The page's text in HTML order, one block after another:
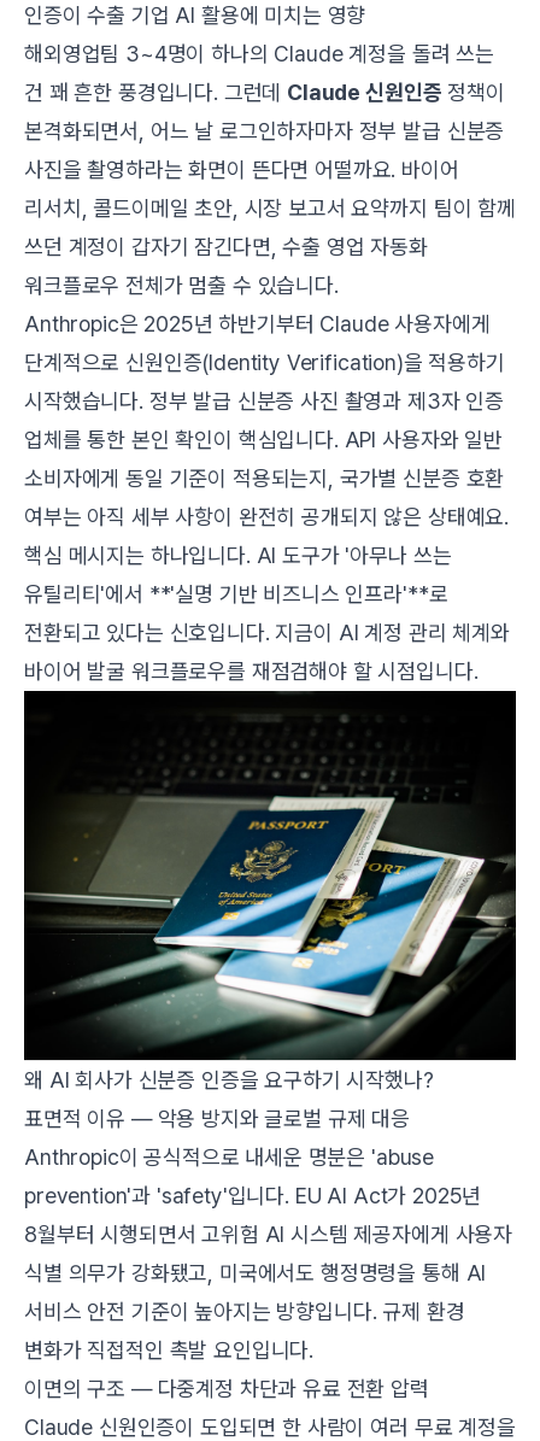
인증이 수출 기업 AI 활용에 미치는 영향
해외영업팀 3~4명이 하나의 Claude 계정을 돌려 쓰는
건 꽤 흔한 풍경입니다. 그런데 Claude 신원인증 정책이
본격화되면서, 어느 날 로그인하자마자 정부 발급 신분증
사진을 촬영하라는 화면이 뜬다면 어떨까요. 바이어
리서치, 콜드이메일 초안, 시장 보고서 요약까지 팀이 함께
쓰던 계정이 갑자기 잠긴다면, 수출 영업 자동화
워크플로우 전체가 멈출 수 있습니다.
Anthropic은 2025년 하반기부터 Claude 사용자에게
단계적으로 신원인증(Identity Verification)을 적용하기
시작했습니다. 정부 발급 신분증 사진 촬영과 제3자 인증
업체를 통한 본인 확인이 핵심입니다. API 사용자와 일반
소비자에게 동일 기준이 적용되는지, 국가별 신분증 호환
여부는 아직 세부 사항이 완전히 공개되지 않은 상태예요.
핵심 메시지는 하나입니다. AI 도구가 '아무나 쓰는
유틸리티'에서 **'실명 기반 비즈니스 인프라'**로
전환되고 있다는 신호입니다. 지금이 AI 계정 관리 체계와
바이어 발굴 워크플로우를 재점검해야 할 시점입니다.
왜 AI 회사가 신분증 인증을 요구하기 시작했나?
표면적 이유 — 악용 방지와 글로벌 규제 대응
Anthropic이 공식적으로 내세운 명분은 'abuse
prevention'과 'safety'입니다. EU AI Act가 2025년
8월부터 시행되면서 고위험 AI 시스템 제공자에게 사용자
식별 의무가 강화됐고, 미국에서도 행정명령을 통해 AI
서비스 안전 기준이 높아지는 방향입니다. 규제 환경
변화가 직접적인 촉발 요인입니다.
이면의 구조 — 다중계정 차단과 유료 전환 압력
Claude 신원인증이 도입되면 한 사람이 여러 무료 계정을